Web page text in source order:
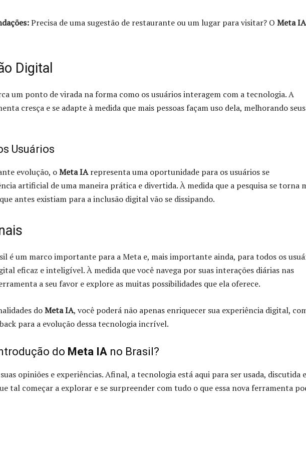
Precisa de uma sugestão de restaurante ou um lugar para visitar? O Meta IA
Digital
um ponto de virada na forma como os usuários interagem com a tecnologia. A
cresça e se adapte à medida que mais pessoas façam uso dela, melhorando seus
Usuários
evolução, oMeta IArepresenta uma oportunidade para os usuários se
artificial de uma maneira prática e divertida. À medida que a pesquisa se torna
antes existiam para a inclusão digital vão se dissipando.
é um marco importante para a Meta e, mais importante ainda, para todos os
eficaz e inteligível. À medida que você navega por suas interações diárias nas
a seu favor e explore as muitas possibilidades que ela oferece.
doMeta IA, você poderá não apenas enriquecer sua experiência digital,
para a evolução dessa tecnologia incrível.
do Meta IA no Brasil?
opiniões e experiências. Afinal, a tecnologia está aqui para ser usada, discutida e
tal começar a explorar e se surpreender com tudo o que essa nova ferramenta